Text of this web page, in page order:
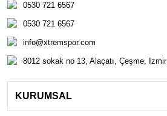
0530 721 6567
0530 721 6567
info@xtremspor.com
8012 sokak no 13, Alaçatı, Çeşme, Izmir
KURUMSAL